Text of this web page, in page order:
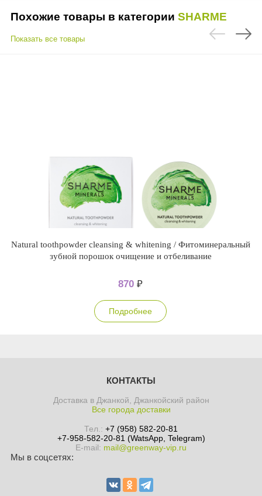
Похожие товары в категории SHARME
Показать все товары
Natural toothpowder cleansing & whitening / Фитоминеральный
зубной порошок очищение и отбеливание
870 ₽
Подробнее
КОНТАКТЫ
Доставка в Джанкой, Джанкойский район
Все города доставки
Тел.: +7 (958) 582-20-81
+7-958-582-20-81 (WatsApp, Telegram)
E-mail: mail@greenway-vip.ru
Мы в соцсетях: